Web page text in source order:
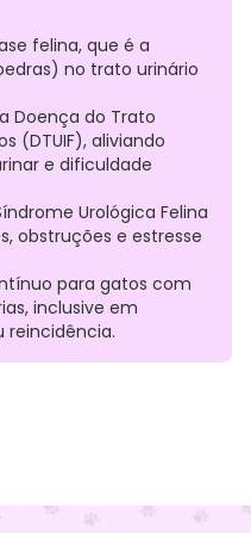
felina, que é a
no trato urinário
Doença do Trato
(DTUIF), aliviando
e dificuldade
Urológica Felina
obstruções e estresse
para gatos com
inclusive em
reincidência.